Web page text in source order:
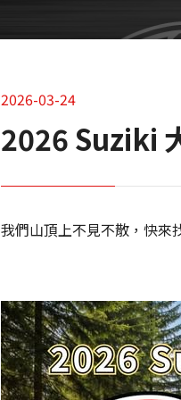
2026-03-24
2026 Suziki
我們山頂上不見不散，快來